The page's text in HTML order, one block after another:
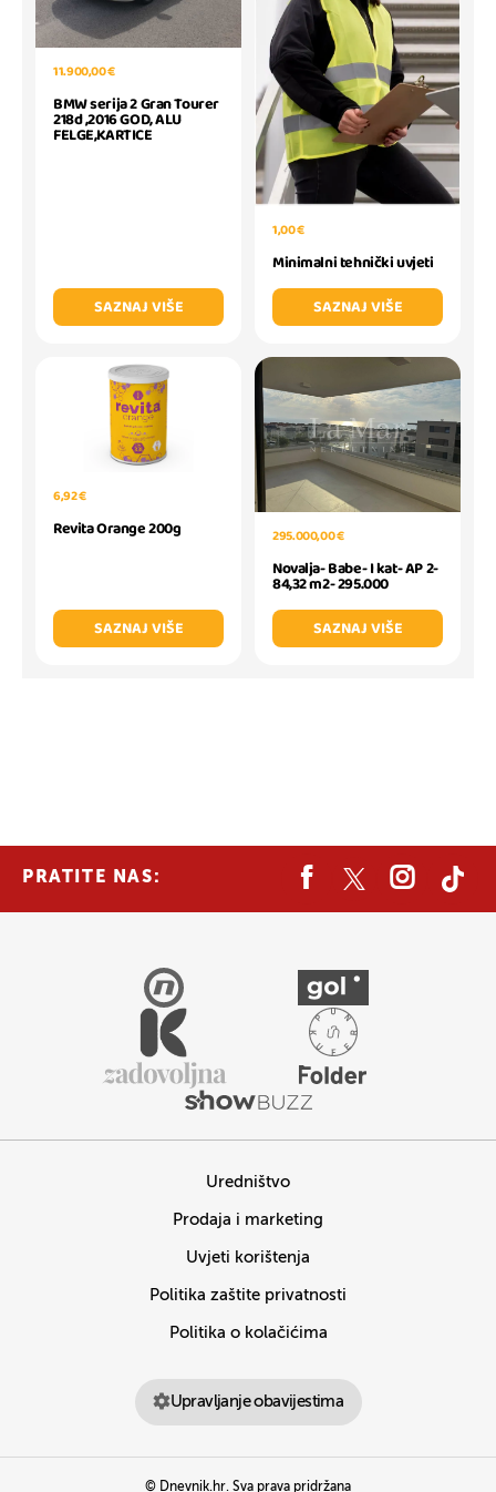
11.900,00 €
BMW serija 2 Gran Tourer
218d ,2016 GOD, ALU
FELGE,KARTICE
SAZNAJ VIŠE
1,00 €
Minimalni tehnički uvjeti
SAZNAJ VIŠE
6,92 €
Revita Orange 200g
SAZNAJ VIŠE
295.000,00 €
Novalja- Babe- I kat- AP 2-
84,32 m2- 295.000
SAZNAJ VIŠE
PRATITE NAS:
Uredništvo
Prodaja i marketing
Uvjeti korištenja
Politika zaštite privatnosti
Politika o kolačićima
Upravljanje obavijestima
© Dnevnik.hr. Sva prava pridržana